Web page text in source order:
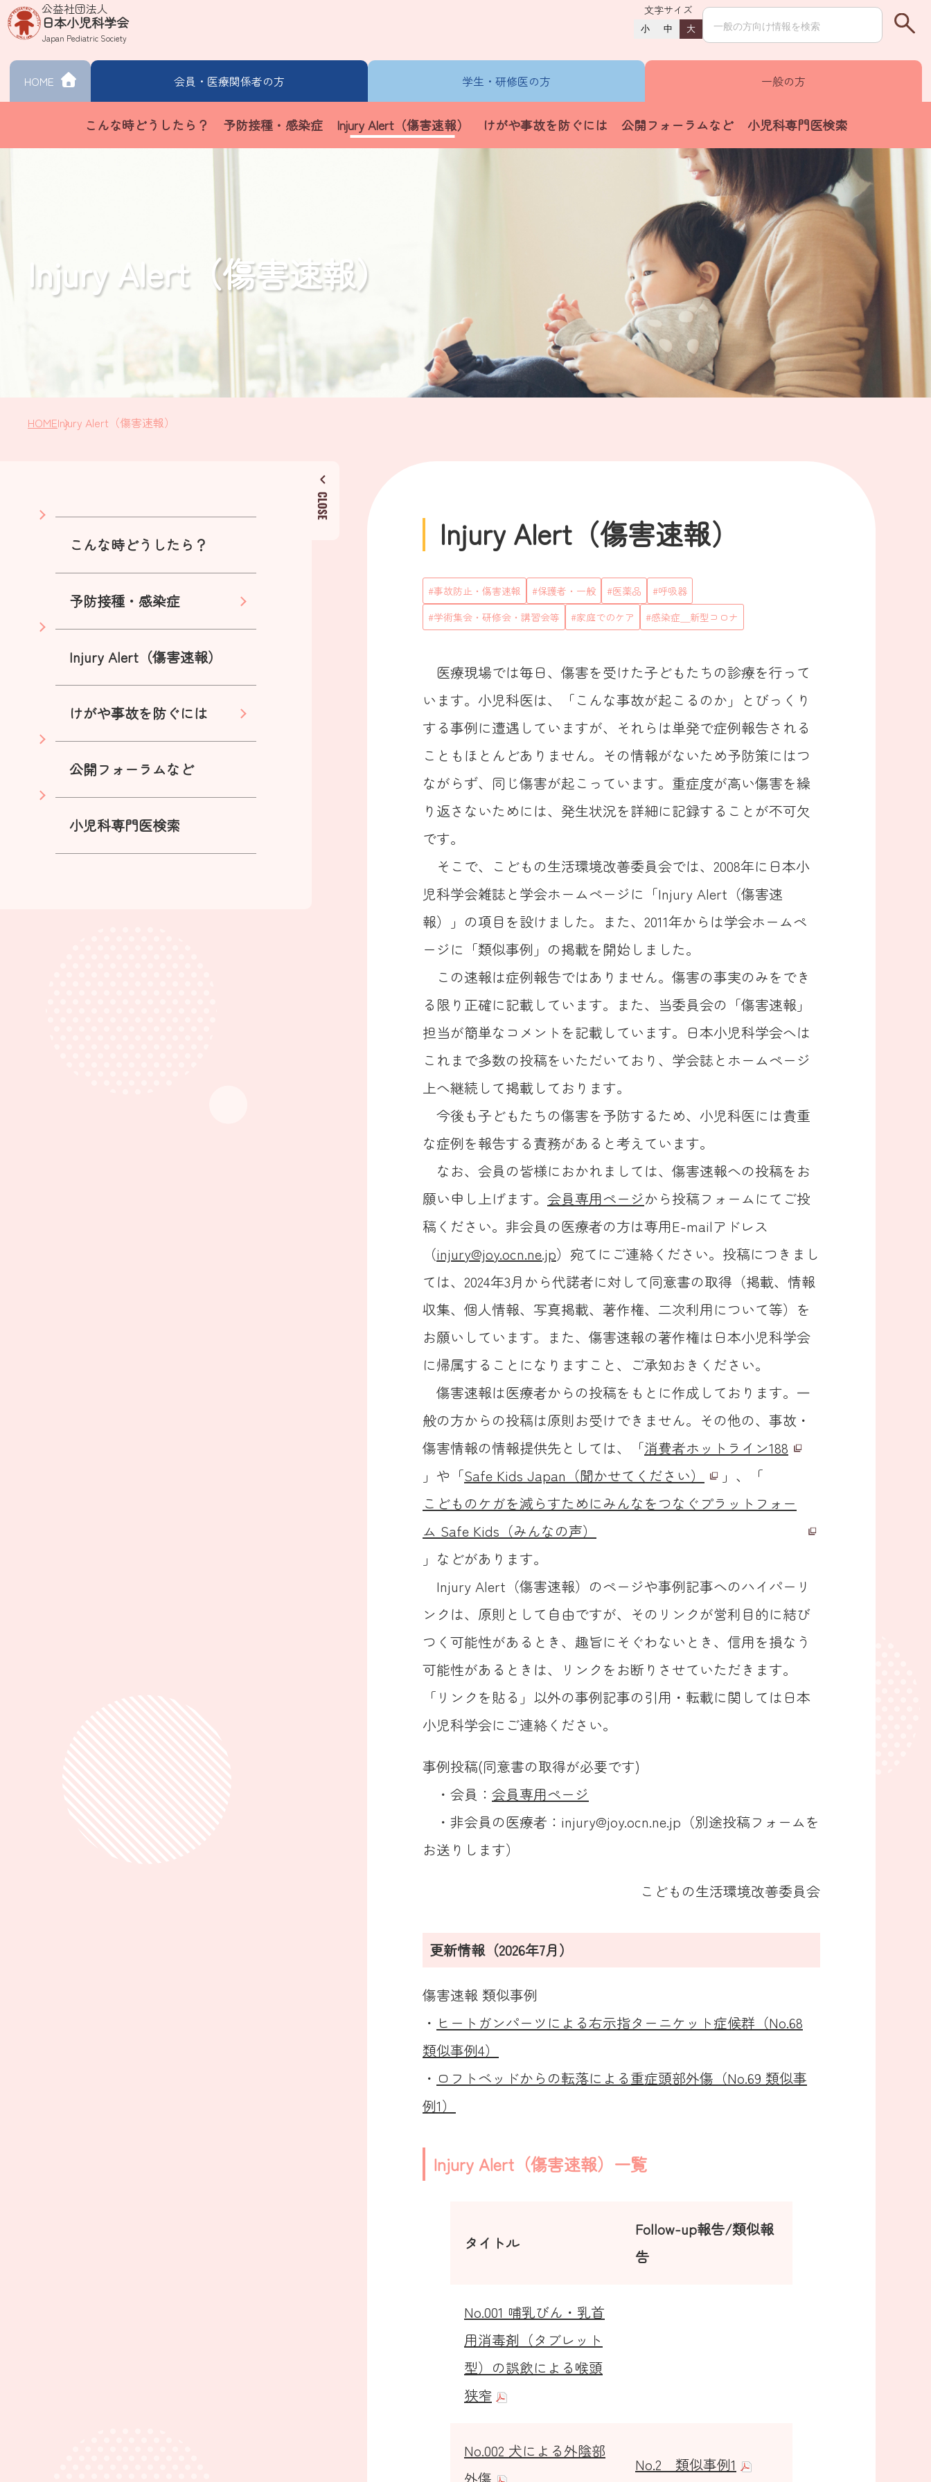
公益社団法人
日本小児科学会
Japan Pediatric Society
文字サイズ
小 中 大
HOME 会員・ 医療関係者の方 学生・ 研修医の方 一般の方
こんな時どうしたら？ 予防接種・感染症 Injury Alert（傷害速報） けがや事故を防ぐには 公開フォーラムなど 小児科専門医検索
Injury Alert（傷害速報）
HOMEInjury Alert（傷害速報）
こんな時どうしたら？
予防接種・感染症
Injury Alert（傷害速報）
けがや事故を防ぐには
公開フォーラムなど
小児科専門医検索
Injury Alert（傷害速報）
事故防止・傷害速報 保護者・一般 医薬品
呼吸器
学術集会・研修会・講習会等
家庭でのケア 感染症＿新型コロナ
医療現場では毎日、傷害を受けた子どもたちの診療を行って
います。小児科医は、「こんな事故が起こるのか」とびっくり
する事例に遭遇していますが、それらは単発で症例報告される
こともほとんどありません。その情報がないため予防策にはつ
ながらず、同じ傷害が起こっています。重症度が高い傷害を繰
り返さないためには、発生状況を詳細に記録することが不可欠
です。
そこで、こどもの生活環境改善委員会では、2008年に日本小
児科学会雑誌と学会ホームページに「Injury Alert（傷害速
報）」の項目を設けました。また、2011年からは学会ホームペ
ージに「類似事例」の掲載を開始しました。
この速報は症例報告ではありません。傷害の事実のみをでき
る限り正確に記載しています。また、当委員会の「傷害速報」
担当が簡単なコメントを記載しています。日本小児科学会へは
これまで多数の投稿をいただいており、学会誌とホームページ
上へ継続して掲載しております。
今後も子どもたちの傷害を予防するため、小児科医には貴重
な症例を報告する責務があると考えています。
なお、会員の皆様におかれましては、傷害速報への投稿をお
願い申し上げます。 会員専用ページから投稿フォームにてご投
稿ください。非会員の医療者の方は専用E-mailアドレス
（injury@joy.ocn.ne.jp）宛てにご連絡ください。投稿につきまし
ては、2024年3月から代諾者に対して同意書の取得（掲載、情報
収集、個人情報、写真掲載、著作権、二次利用について等）を
お願いしています。また、傷害速報の著作権は日本小児科学会
に帰属することになりますこと、ご承知おきください。
傷害速報は医療者からの投稿をもとに作成しております。一
般の方からの投稿は原則お受けできません。その他の、事故・
傷害情報の情報提供先としては、「消費者ホットライン188
」や「Safe Kids Japan（聞かせてください）
」、「
こどものケガを減らすためにみんなをつなぐプラットフォー
ム Safe Kids（みんなの声）
」などがあります。
Injury Alert（傷害速報）のページや事例記事へのハイパーリ
ンクは、原則として自由ですが、そのリンクが営利目的に結び
つく可能性があるとき、趣旨にそぐわないとき、信用を損なう
可能性があるときは、リンクをお断りさせていただきます。
「リンクを貼る」以外の事例記事の引用・転載に関しては日本
小児科学会にご連絡ください。
事例投稿(同意書の取得が必要です)
・会員： 会員専用ページ
・非会員の医療者：injury@joy.ocn.ne.jp（別途投稿フォームを
お送りします）
こどもの生活環境改善委員会
更新情報（2026年7月）
傷害速報 類似事例
・ ヒートガンパーツによる右示指ターニケット症候群（No.68
類似事例4）
・ ロフトベッドからの転落による重症頭部外傷（No.69 類似事
例1）
Injury Alert（傷害速報）一覧
タイトル
Follow-up報告/類似報
告
No.001 哺乳びん・乳首
用消毒剤（タブレット
型）の誤飲による喉頭
狭窄
No.002 犬による外陰部
No.2 類似事例1